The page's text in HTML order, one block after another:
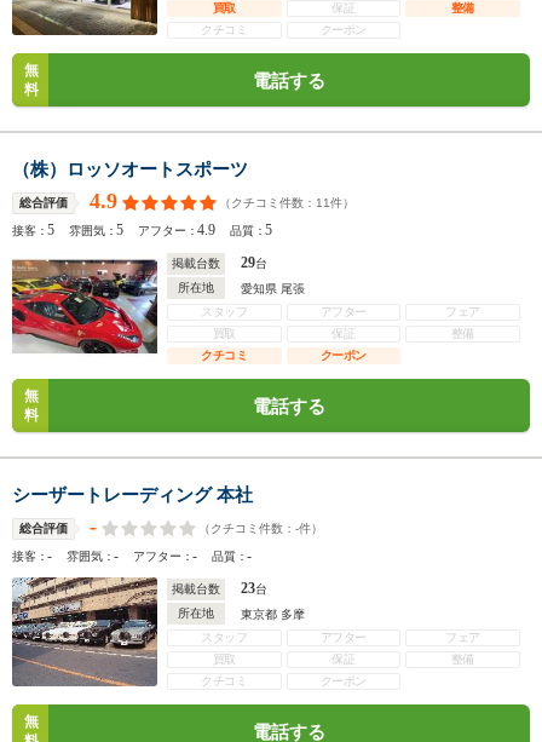
買取
保証
整備
クチコミ
クーポン
無
料
電話する
（株）ロッソオートスポーツ
総合評価 4.9 （クチコミ件数： 11件）
接客：5 雰囲気：5 アフター：4.9 品質：5
掲載台数 29台
所在地
愛知県 尾張
スタッフ
アフター
フェア
買取
保証
整備
クチコミ
クーポン
無
料
電話する
シーザートレーディング 本社
総合評価 - （クチコミ件数： -件）
接客：- 雰囲気：- アフター：- 品質：-
掲載台数 23台
所在地
東京都 多摩
スタッフ
アフター
フェア
買取
保証
整備
クチコミ
クーポン
無
電話する